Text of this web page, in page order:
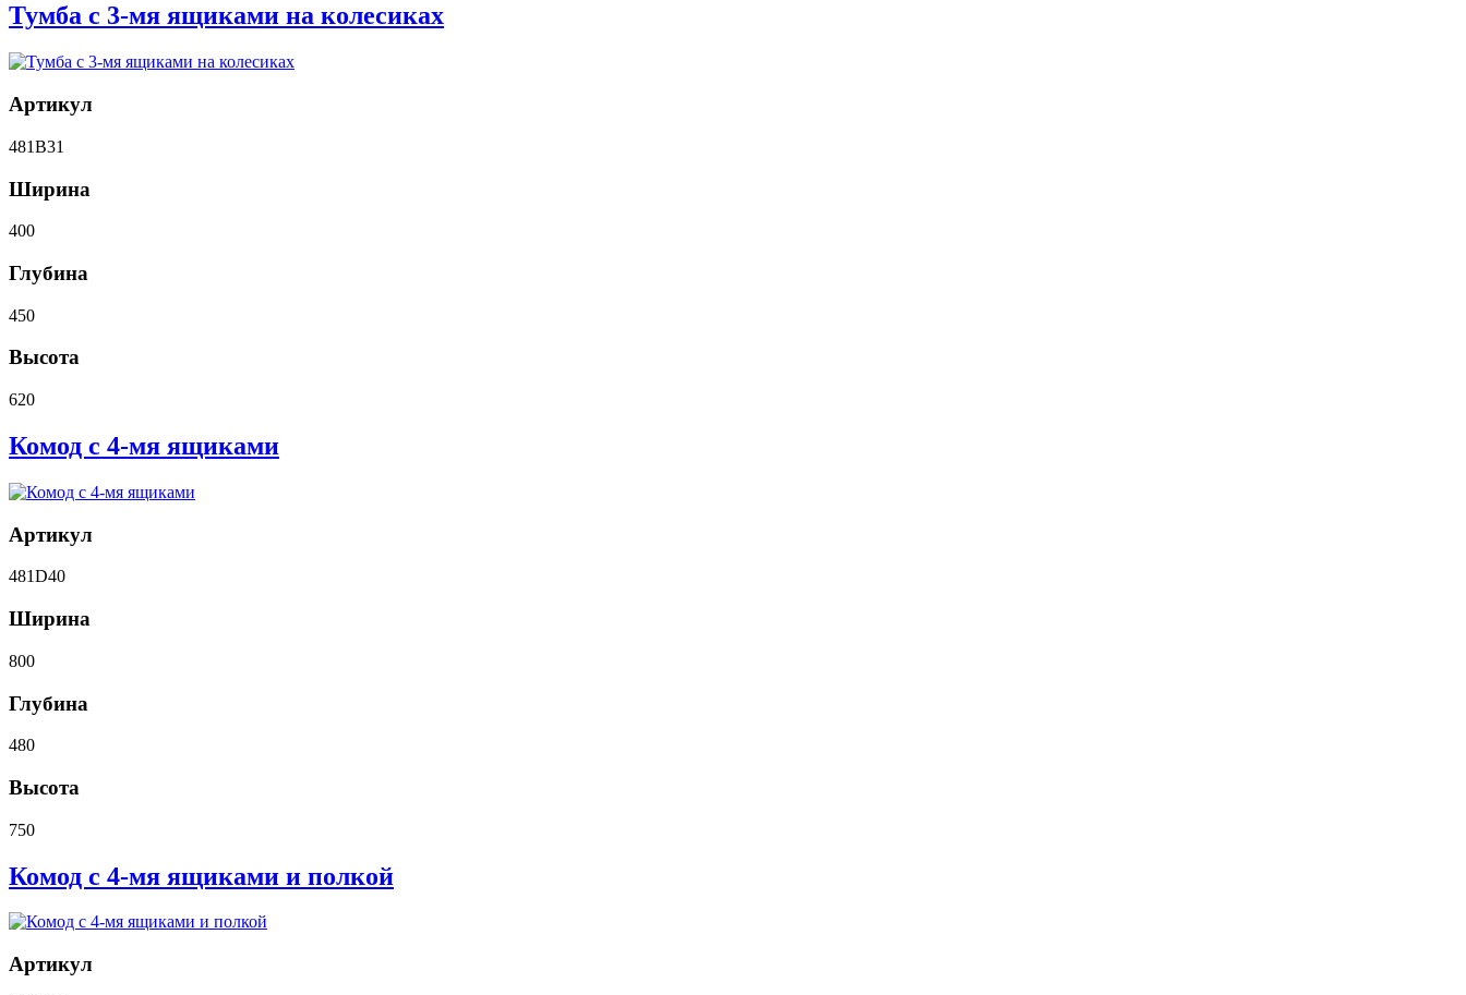
Тумба с 3-мя ящиками на колесиках
Артикул
481B31
Ширина
400
Глубина
450
Высота
620
Комод с 4-мя ящиками
Артикул
481D40
Ширина
800
Глубина
480
Высота
750
Комод с 4-мя ящиками и полкой
Артикул